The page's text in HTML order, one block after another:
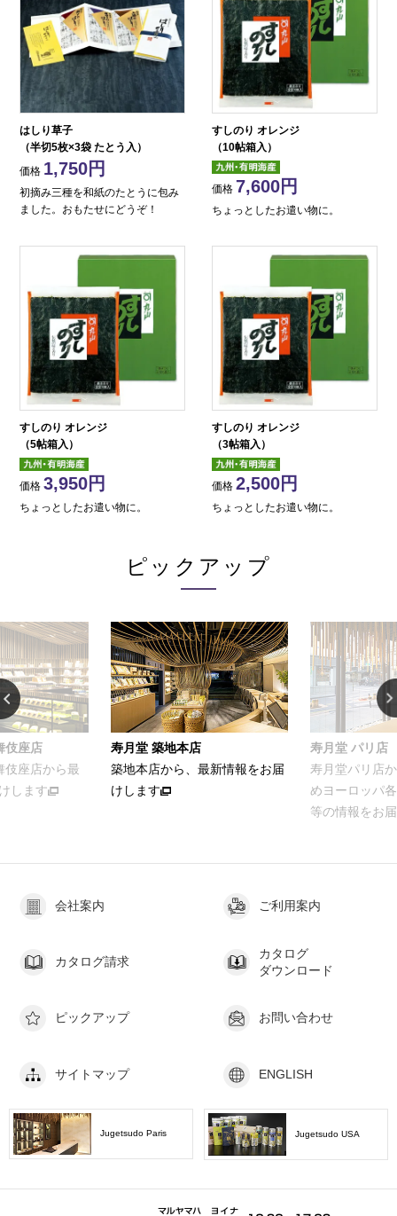
はしり草子
（半切5枚×3袋 たとう入）
価格 1,750
初摘み三種を和紙のたとうに包み
ました。おもたせにどうぞ！
すしのり オレンジ
（10帖箱入）
価格 7,600
ちょっとしたお遣い物に。
すしのり オレンジ
（5帖箱入）
価格 3,950
ちょっとしたお遣い物に。
すしのり オレンジ
（3帖箱入）
価格 2,500
ちょっとしたお遣い物に。
ピックアップ
伎座店
伎座店から最
します
寿月堂 築地本店
築地本店から、最新情報をお届
けします
寿月堂 パリ店
寿月堂パリ店
めヨーロッパ
等の情報をお
会社案内 ご利用案内
カタログ請求
カタログ
ダウンロード
ピックアップ お問い合わせ
サイトマップ ENGLISH
Jugetsudo Paris Jugetsudo USA